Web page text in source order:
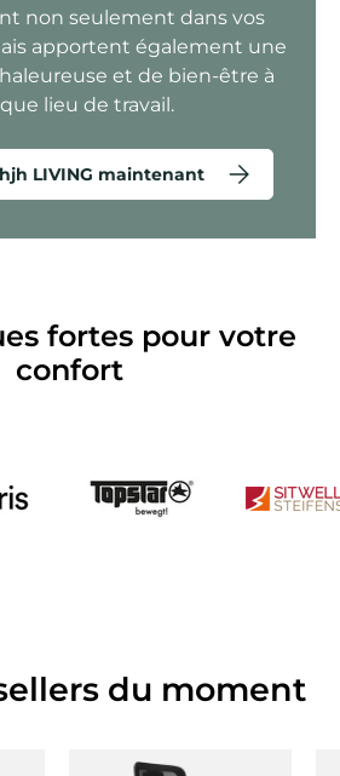
non seulement dans vos
apportent également une
et de bien-être à
lieu de travail.
LIVING maintenant
fortes pour votre
confort
du moment